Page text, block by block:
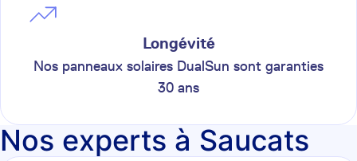
Longévité
Nos panneaux solaires DualSun sont garanties
30 ans
Nos experts à Saucats